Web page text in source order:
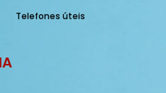
Telefones úteis